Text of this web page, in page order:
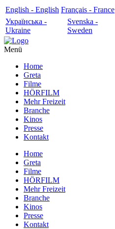
English - English Français - France
Українська -
Ukraine
Svenska -
Sweden
Menü
Home
Greta
Filme
HÖRFILM
Mehr Freizeit
Branche
Kinos
Presse
Kontakt
Home
Greta
Filme
HÖRFILM
Mehr Freizeit
Branche
Kinos
Presse
Kontakt